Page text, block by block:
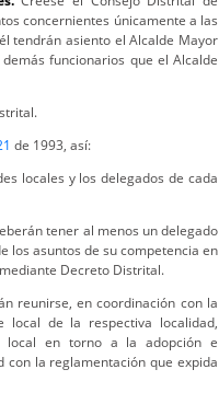
concernientes únicamente a las
tendrán asiento el Alcalde Mayor
funcionarios que el Alcalde
de 1993, así:
locales y los delegados de cada
tener al menos un delegado
los asuntos de su competencia en
Decreto Distrital.
reunirse, en coordinación con la
local de la respectiva localidad,
local en torno a la adopción e
la reglamentación que expida